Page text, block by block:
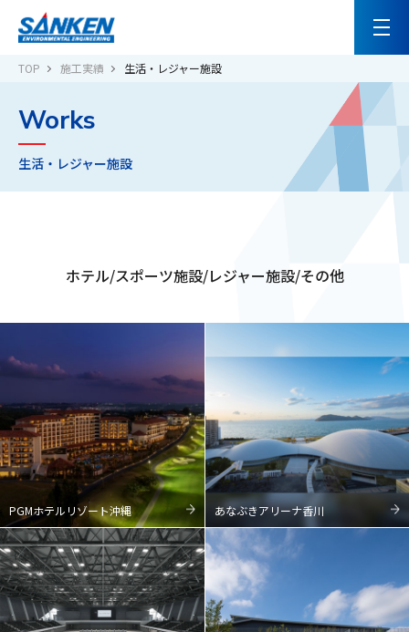
TOP 施工実績 生活・レジャー施設
Works
生活・レジャー施設
ホテル/スポーツ施設/レジャー施設/その他
PGMホテルリゾート沖縄 あなぶきアリーナ香川